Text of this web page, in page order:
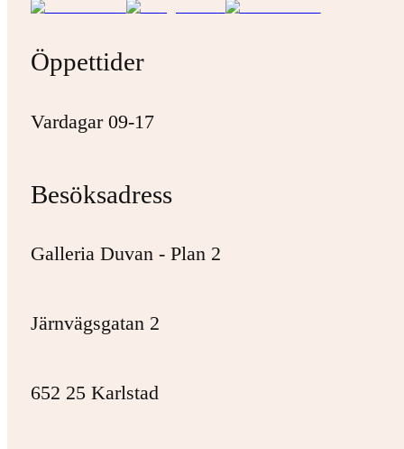
Öppettider
Vardagar 09-17
Besöksadress
Galleria Duvan - Plan 2
Järnvägsgatan 2
652 25 Karlstad